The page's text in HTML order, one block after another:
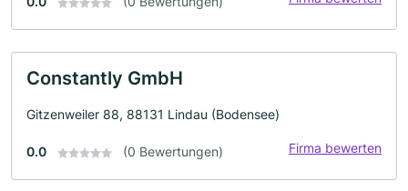
Constantly GmbH
Gitzenweiler 88, 88131 Lindau (Bodensee)
0.0 (0 Bewertungen) Firma bewerten